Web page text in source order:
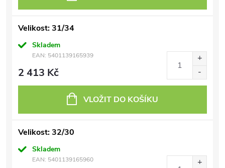
Velikost: 31/34
Skladem
EAN: 5401139165939
2 413 Kč
VLOŽIT DO KOŠÍKU
Velikost: 32/30
Skladem
EAN: 5401139165960